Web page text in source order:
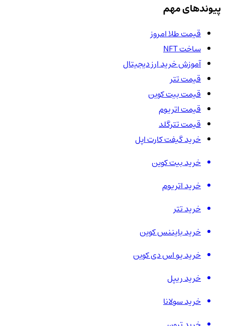
پیوندهای مهم
قیمت طلا امروز
ساخت NFT
آموزش خرید ارز دیجیتال
قیمت تتر
قیمت بیت کوین
قیمت اتریوم
قیمت تترگلد
خرید گیفت کارت اپل
خرید بیت کوین
خرید اتریوم
خرید تتر
خرید بایننس کوین
خرید یو اس دی کوین
خرید ریپل
خرید سولانا